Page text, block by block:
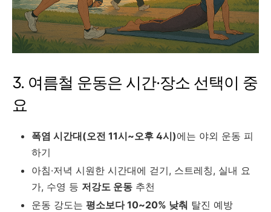
3. 여름철 운동은 시간·장소 선택이 중
요
폭염 시간대(오전 11시~오후 4시)에는 야외 운동 피
하기
아침·저녁 시원한 시간대에 걷기, 스트레칭, 실내 요
가, 수영 등 저강도 운동 추천
운동 강도는 평소보다 10~20% 낮춰 탈진 예방